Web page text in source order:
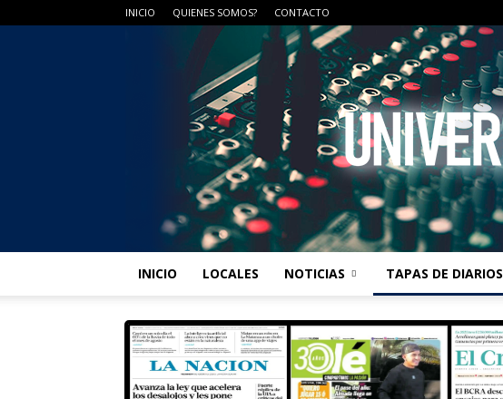
INICIO QUIENES SOMOS? CONTACTO
INICIO LOCALES NOTICIAS TAPAS DE DIARIOS